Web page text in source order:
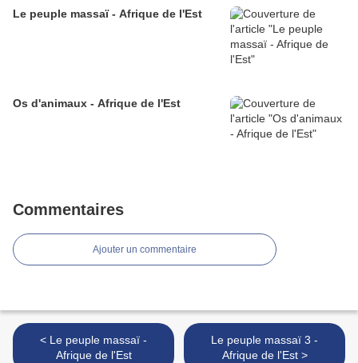
Le peuple massaï - Afrique de l'Est
Os d'animaux - Afrique de l'Est
Commentaires
Ajouter un commentaire
< Le peuple massaï -
Afrique de l'Est
Le peuple massaï 3 -
Afrique de l'Est >